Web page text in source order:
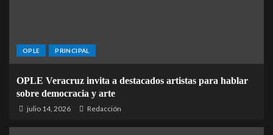
OPLE PRINCIPAL
OPLE Veracruz invita a destacados artistas para hablar
sobre democracia y arte
julio 14, 2026 Redacción